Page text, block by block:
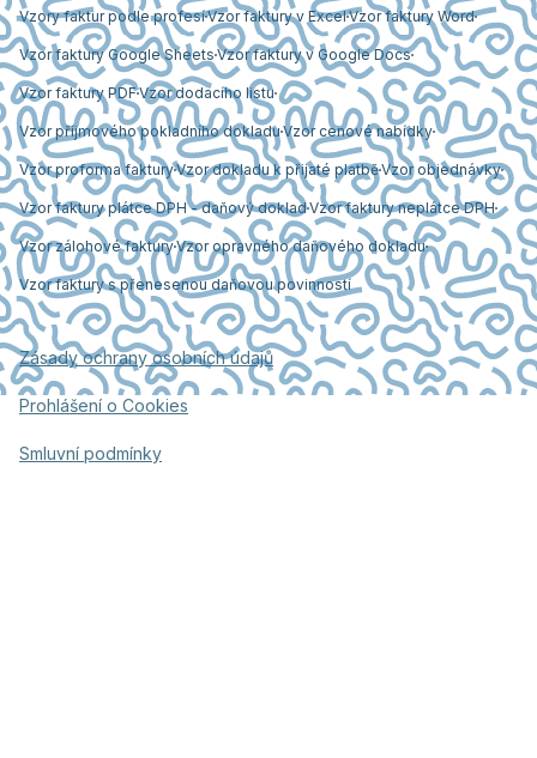
Vzory faktur podle profesíVzor faktury v ExcelVzor faktury Word
Vzor faktury Google Sheets Vzor faktury v Google Docs
Vzor faktury PDFVzor dodacího listu
Vzor příjmového pokladního dokladu Vzor cenové nabídky
Vzor proforma fakturyVzor dokladu k přijaté platběVzor objednávky
Vzor faktury plátce DPH - daňový dokladVzor faktury neplátce DPH
Vzor zálohové fakturyVzor opravného daňového dokladu
Vzor faktury s přenesenou daňovou povinností
Zásady ochrany osobních údajů
Prohlášení o Cookies
Smluvní podmínky